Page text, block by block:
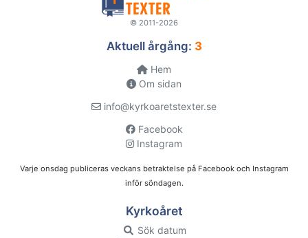
© 2011-2026
Aktuell årgång: 3
Hem
Om sidan
info@kyrkoaretstexter.se
Facebook
Instagram
Varje onsdag publiceras veckans betraktelse på Facebook och Instagram
inför söndagen.
Kyrkoåret
Sök datum